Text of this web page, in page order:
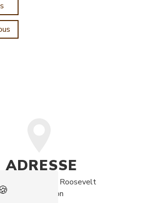
ADRESSE
Franklin D. Roosevelt
21000 Dijon